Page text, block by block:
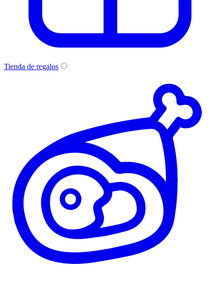
Tienda de regalos